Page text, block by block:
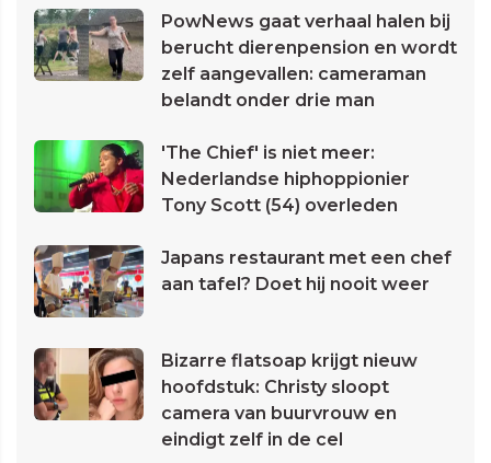
PowNews gaat verhaal halen bij
berucht dierenpension en wordt
zelf aangevallen: cameraman
belandt onder drie man
'The Chief' is niet meer:
Nederlandse hiphoppionier
Tony Scott (54) overleden
Japans restaurant met een chef
aan tafel? Doet hij nooit weer
Bizarre flatsoap krijgt nieuw
hoofdstuk: Christy sloopt
camera van buurvrouw en
eindigt zelf in de cel